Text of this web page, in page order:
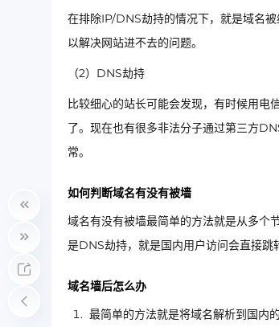
在排除IP/DNS劫持的情况下，就是域名
以解决网站进不去的问题。
（2）DNS劫持
比较细心的站长可能会发现，有时候用电
了。现在也有很多非法分子通过第三方
常。
如何判断域名有没有被墙
域名有没有被墙最简单的方法就是从多个
是DNS劫持，就是国内用户访问会直接跳
域名墙后怎么办
最简单的方法就是将域名解析到国内